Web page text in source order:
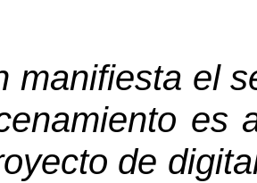
manifiesta el
es
de